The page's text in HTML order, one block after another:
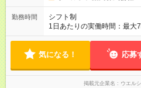
勤務時間
シフト制
1日あたりの実働時間：最大
時間～応相談 ☆週2～5日の
気になる！ 応募
掲載元企業名 ウエル